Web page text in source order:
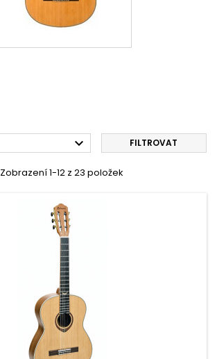
 FILTROVAT
Zobrazení 1-12 z 23 položek